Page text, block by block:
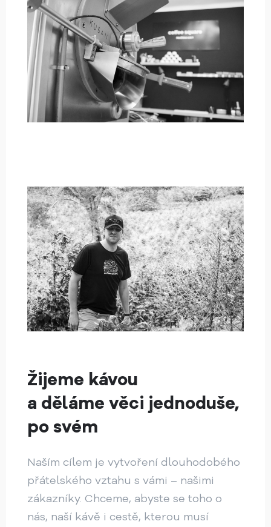
Žijeme kávou
a děláme věci jednoduše,
po svém
Naším cílem je vytvoření dlouhodobého
přátelského vztahu s vámi – našimi
zákazníky. Chceme, abyste se toho o
nás, naší kávě i cestě, kterou musí